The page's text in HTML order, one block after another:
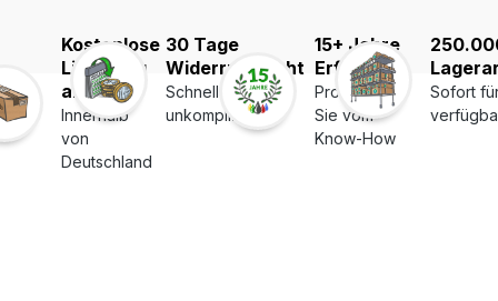
Kostenlose
Lieferung
ab 39€
Innerhalb
von
Deutschland
30 Tage
Widerrufsrecht
Schnell und
unkompliziert
15+ Jahre
Erfahrung
Profitieren
Sie vom
Know-How
Sofort